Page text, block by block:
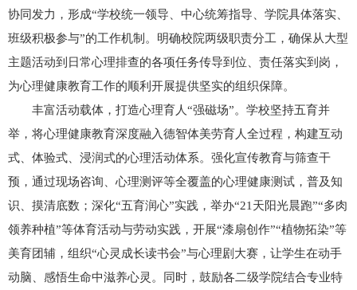
协同发力，形成“学校统一领导、中心统筹指导、学院具体落实、
班级积极参与”的工作机制。明确校院两级职责分工，确保从大型
主题活动到日常心理排查的各项任务传导到位、责任落实到岗，
为心理健康教育工作的顺利开展提供坚实的组织保障。
丰富活动载体，打造心理育人“强磁场”。学校坚持五育并
举，将心理健康教育深度融入德智体美劳育人全过程，构建互动
式、体验式、浸润式的心理活动体系。强化宣传教育与筛查干
预，通过现场咨询、心理测评等全覆盖的心理健康测试，普及知
识、摸清底数；深化“五育润心”实践，举办“21天阳光晨跑”“多肉
领养种植”等体育活动与劳动实践，开展“漆扇创作”“植物拓染”等
美育团辅，组织“心灵成长读书会”与心理剧大赛，让学生在动手
动脑、感悟生命中滋养心灵。同时，鼓励各二级学院结合专业特